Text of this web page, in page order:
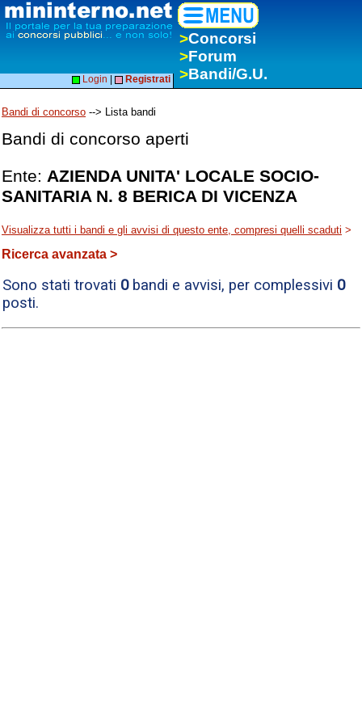
>Concorsi
>Forum
>Bandi/G.U.
Login Registrati
Bandi di concorso --> Lista bandi
Bandi di concorso aperti
Ente: AZIENDA UNITA' LOCALE SOCIO-
SANITARIA N. 8 BERICA DI VICENZA
Visualizza tutti i bandi e gli avvisi di questo ente, compresi quelli scaduti >
Ricerca avanzata >
Sono stati trovati 0bandi e avvisi, per complessivi 0
posti.